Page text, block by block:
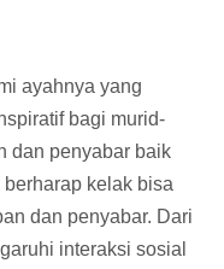
ayahnya yang
bagi murid-
dan penyabar baik
kelak bisa
dan penyabar. Dari
interaksi sosial